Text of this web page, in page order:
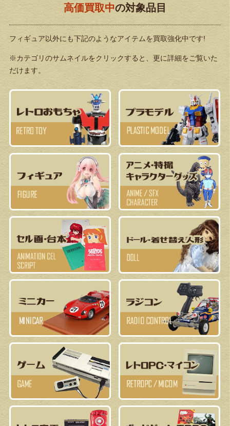
高価買取中の対象品目
フィギュア以外にも下記のようなアイテムを買取強化中です!
※カテゴリのサムネイルをクリックすると、更に詳細をご覧いた
だけます。